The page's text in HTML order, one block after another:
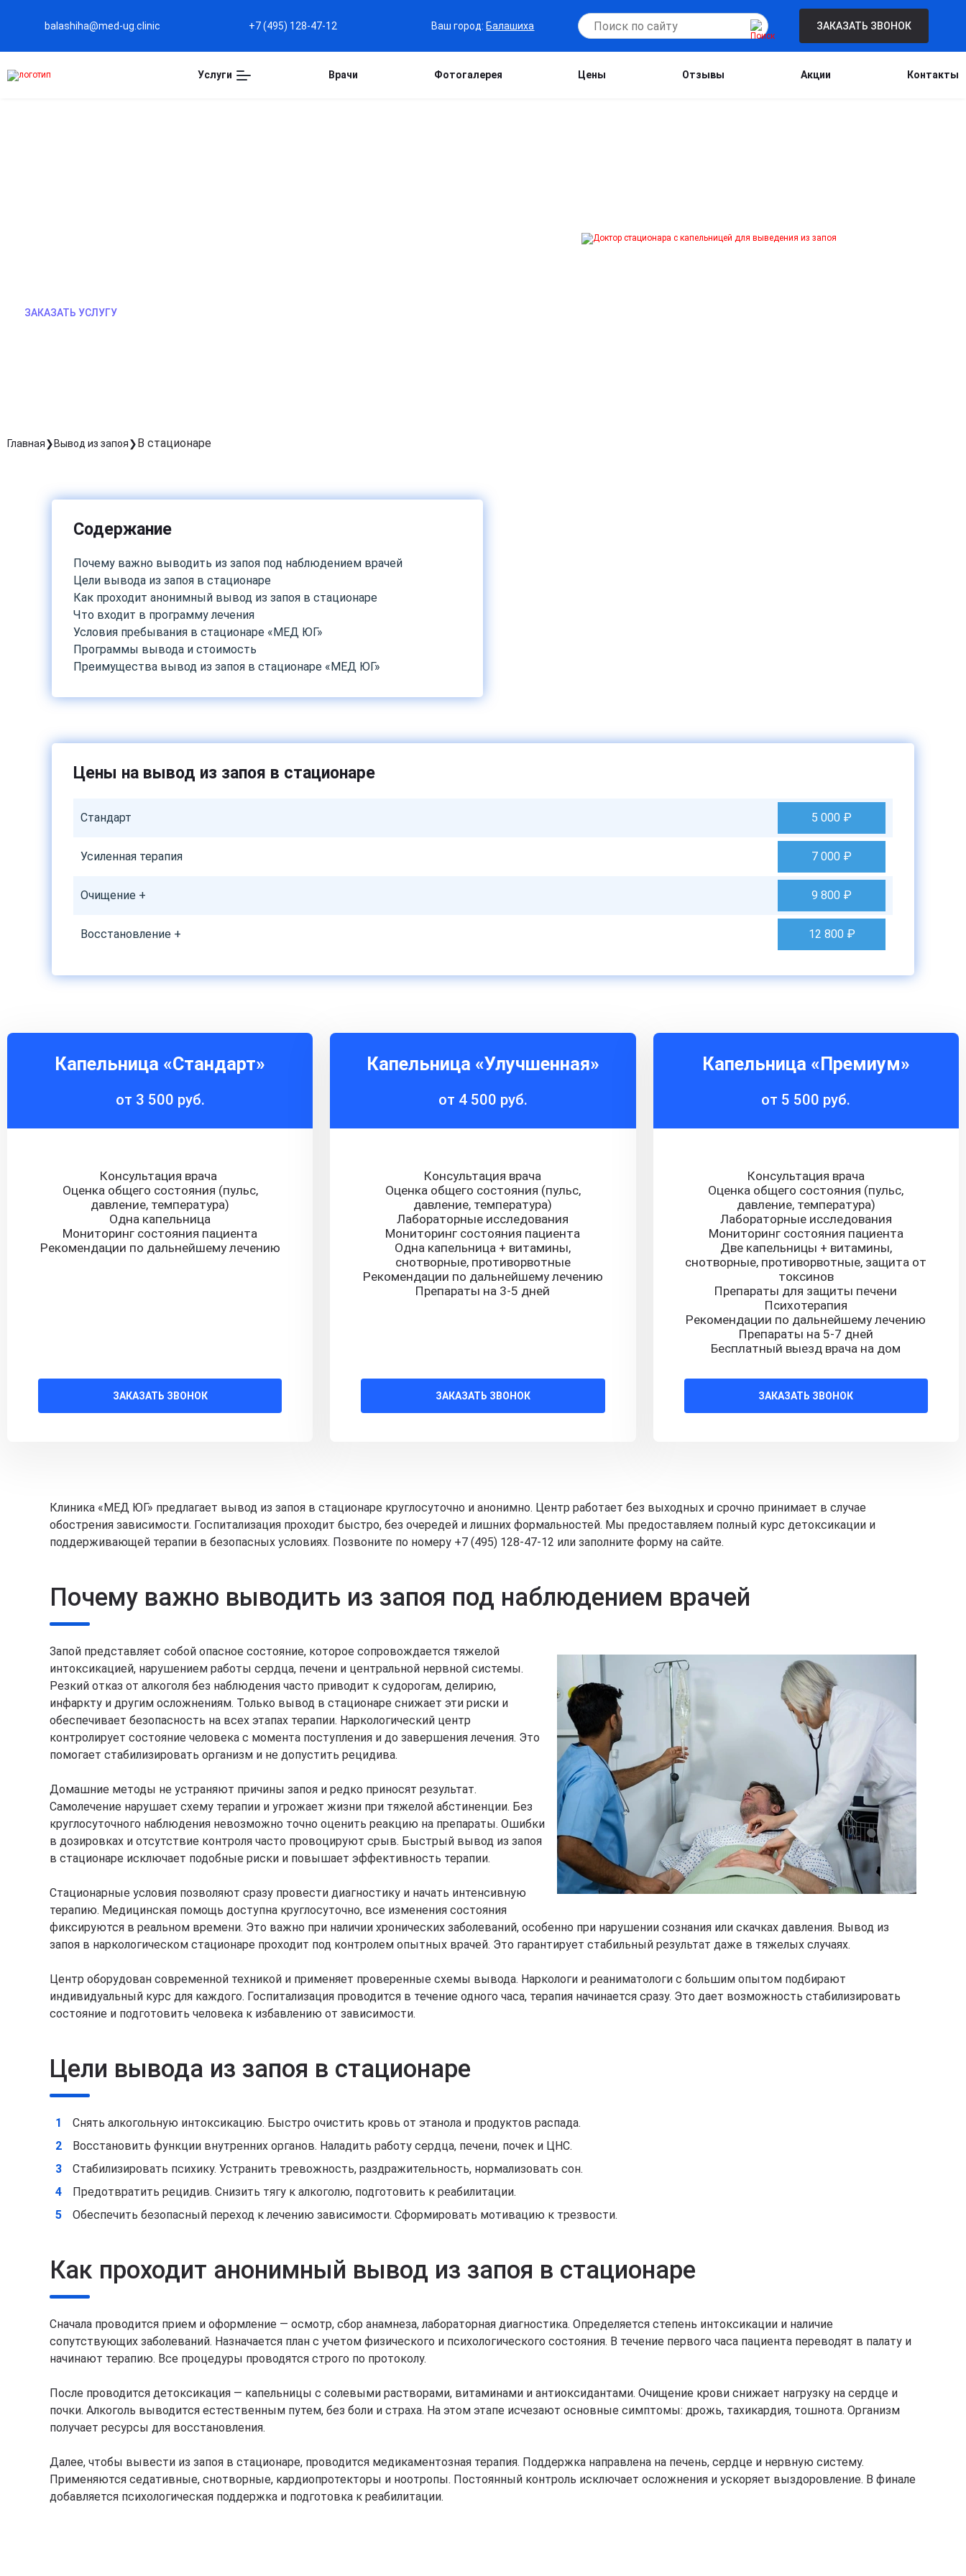
balashiha@med-ug.clinic +7 (495) 128-47-12 Ваш город:Балашиха ЗАКАЗАТЬ ЗВОНОК
Услуги Врачи Фотогалерея Цены Отзывы Акции Контакты
ЗАКАЗАТЬ УСЛУГУ
Главная Вывод из запоя В стационаре
Содержание
Почему важно выводить из запоя под наблюдением врачей
Цели вывода из запоя в стационаре
Как проходит анонимный вывод из запоя в стационаре
Что входит в программу лечения
Условия пребывания в стационаре «МЕД ЮГ»
Программы вывода и стоимость
Преимущества вывод из запоя в стационаре «МЕД ЮГ»
Цены на вывод из запоя в стационаре
Стандарт 5 000 ₽
Усиленная терапия 7 000 ₽
Очищение + 9 800 ₽
Восстановление + 12 800₽
Капельница «Стандарт»
от 3 500 руб.
Консультация врача
Оценка общего состояния (пульс,
давление, температура)
Одна капельница
Мониторинг состояния пациента
Рекомендации по дальнейшему лечению
ЗАКАЗАТЬ ЗВОНОК
Капельница «Улучшенная»
от 4 500 руб.
Консультация врача
Оценка общего состояния (пульс,
давление, температура)
Лабораторные исследования
Мониторинг состояния пациента
Одна капельница + витамины,
снотворные, противорвотные
Рекомендации по дальнейшему лечению
Препараты на 3-5 дней
ЗАКАЗАТЬ ЗВОНОК
Капельница «Премиум»
от 5 500 руб.
Консультация врача
Оценка общего состояния (пульс,
давление, температура)
Лабораторные исследования
Мониторинг состояния пациента
Две капельницы + витамины,
снотворные, противорвотные, защита от
токсинов
Препараты для защиты печени
Психотерапия
Рекомендации по дальнейшему лечению
Препараты на 5-7 дней
Бесплатный выезд врача на дом
ЗАКАЗАТЬ ЗВОНОК
Клиника «МЕД ЮГ» предлагает вывод из запоя в стационаре круглосуточно и анонимно. Центр работает без выходных и срочно принимает в случае
обострения зависимости. Госпитализация проходит быстро, без очередей и лишних формальностей. Мы предоставляем полный курс детоксикации и
поддерживающей терапии в безопасных условиях. Позвоните по номеру +7 (495) 128-47-12 или заполните форму на сайте.
Почему важно выводить из запоя под наблюдением врачей
Запой представляет собой опасное состояние, которое сопровождается тяжелой
интоксикацией, нарушением работы сердца, печени и центральной нервной системы.
Резкий отказ от алкоголя без наблюдения часто приводит к судорогам, делирию,
инфаркту и другим осложнениям. Только вывод в стационаре снижает эти риски и
обеспечивает безопасность на всех этапах терапии. Наркологический центр
контролирует состояние человека с момента поступления и до завершения лечения. Это
помогает стабилизировать организм и не допустить рецидива.
Домашние методы не устраняют причины запоя и редко приносят результат.
Самолечение нарушает схему терапии и угрожает жизни при тяжелой абстиненции. Без
круглосуточного наблюдения невозможно точно оценить реакцию на препараты. Ошибки
в дозировках и отсутствие контроля часто провоцируют срыв. Быстрый вывод из запоя
в стационаре исключает подобные риски и повышает эффективность терапии.
Стационарные условия позволяют сразу провести диагностику и начать интенсивную
терапию. Медицинская помощь доступна круглосуточно, все изменения состояния
фиксируются в реальном времени. Это важно при наличии хронических заболеваний, особенно при нарушении сознания или скачках давления. Вывод из
запоя в наркологическом стационаре проходит под контролем опытных врачей. Это гарантирует стабильный результат даже в тяжелых случаях.
Центр оборудован современной техникой и применяет проверенные схемы вывода. Наркологи и реаниматологи с большим опытом подбирают
индивидуальный курс для каждого. Госпитализация проводится в течение одного часа, терапия начинается сразу. Это дает возможность стабилизировать
состояние и подготовить человека к избавлению от зависимости.
Цели вывода из запоя в стационаре
Снять алкогольную интоксикацию. Быстро очистить кровь от этанола и продуктов распада.
Восстановить функции внутренних органов. Наладить работу сердца, печени, почек и ЦНС.
Стабилизировать психику. Устранить тревожность, раздражительность, нормализовать сон.
Предотвратить рецидив. Снизить тягу к алкоголю, подготовить к реабилитации.
Обеспечить безопасный переход к лечению зависимости. Сформировать мотивацию к трезвости.
Как проходит анонимный вывод из запоя в стационаре
Сначала проводится прием и оформление — осмотр, сбор анамнеза, лабораторная диагностика. Определяется степень интоксикации и наличие
сопутствующих заболеваний. Назначается план с учетом физического и психологического состояния. В течение первого часа пациента переводят в палату и
начинают терапию. Все процедуры проводятся строго по протоколу.
После проводится детоксикация — капельницы с солевыми растворами, витаминами и антиоксидантами. Очищение крови снижает нагрузку на сердце и
почки. Алкоголь выводится естественным путем, без боли и страха. На этом этапе исчезают основные симптомы: дрожь, тахикардия, тошнота. Организм
получает ресурсы для восстановления.
Далее, чтобы вывести из запоя в стационаре, проводится медикаментозная терапия. Поддержка направлена на печень, сердце и нервную систему.
Применяются седативные, снотворные, кардиопротекторы и ноотропы. Постоянный контроль исключает осложнения и ускоряет выздоровление. В финале
добавляется психологическая поддержка и подготовка к реабилитации.